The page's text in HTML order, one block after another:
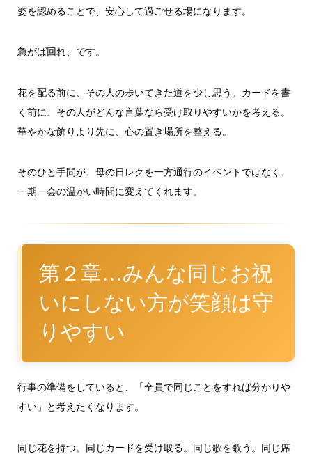
姿を認めることで、安心して過ごせる場になります。
急がば回れ、です。
花を配る前に、その人の歩いてきた道を少し思う。カードを書
く前に、その人がどんな言葉なら受け取りやすいかを考える。
華やかな飾りより先に、心の置き場所を整える。
そのひと手間が、母の日レクを一方通行のイベントではなく、
一期一会の温かい時間に変えてくれます。
第２章…みんな同じお祝
いにしない方が笑顔は守
りやすい
行事の準備をしていると、「全員で同じことをすれば分かりや
すい」と考えたくなります。
同じ花を持つ。同じカードを受け取る。同じ歌を歌う。同じ席